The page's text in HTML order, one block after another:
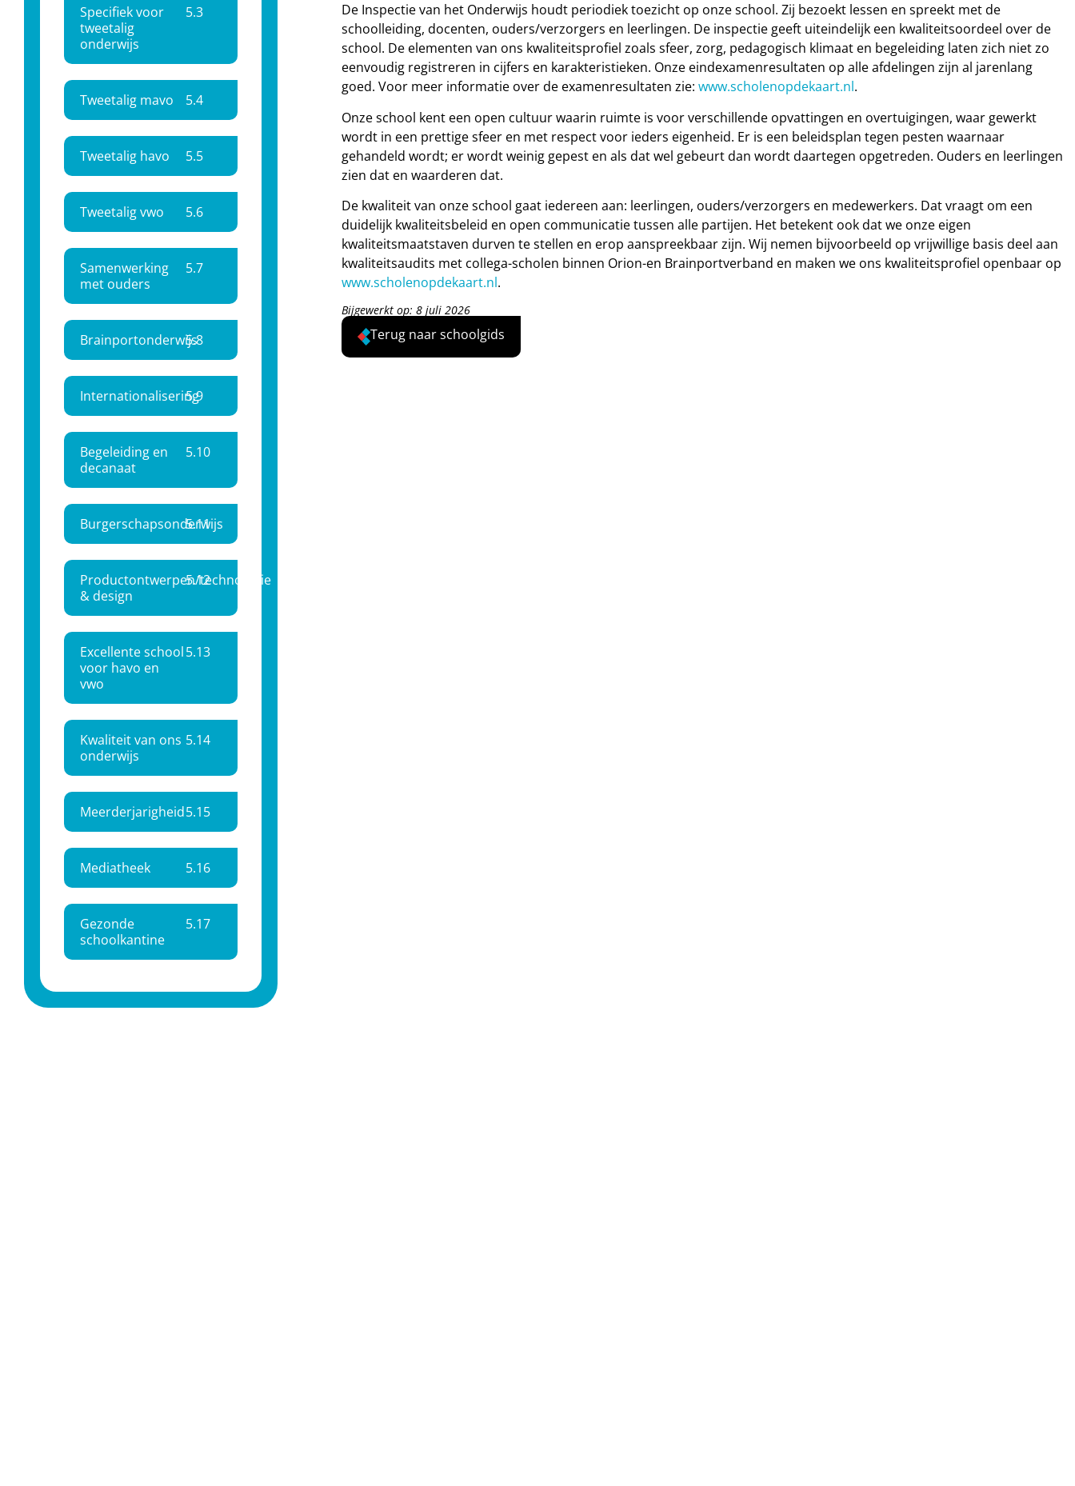
Specifiek voor
tweetalig
onderwijs
5.3
Tweetalig mavo 5.4
Tweetalig havo 5.5
Tweetalig vwo 5.6
Samenwerking
met ouders
5.7
Brainportonderwijs
5.8
Internationalisering
5.9
Begeleiding en
decanaat
5.10
Burgerschapsonderwijs
5.11
Productontwerpen/technologie
& design
5.12
Excellente school
voor havo en
vwo
5.13
Kwaliteit van ons
onderwijs
5.14
Meerderjarigheid5.15
Mediatheek 5.16
Gezonde
schoolkantine
5.17
De Inspectie van het Onderwijs houdt periodiek toezicht op onze school. Zij bezoekt lessen en spreekt met de
schoolleiding, docenten, ouders/verzorgers en leerlingen. De inspectie geeft uiteindelijk een kwaliteitsoordeel over de
school. De elementen van ons kwaliteitsprofiel zoals sfeer, zorg, pedagogisch klimaat en begeleiding laten zich niet zo
eenvoudig registreren in cijfers en karakteristieken. Onze eindexamenresultaten op alle afdelingen zijn al jarenlang
goed. Voor meer informatie over de examenresultaten zie:www.scholenopdekaart.nl.
Onze school kent een open cultuur waarin ruimte is voor verschillende opvattingen en overtuigingen, waar gewerkt
wordt in een prettige sfeer en met respect voor ieders eigenheid. Er is een beleidsplan tegen pesten waarnaar
gehandeld wordt; er wordt weinig gepest en als dat wel gebeurt dan wordt daartegen opgetreden. Ouders en leerlingen
zien dat en waarderen dat.
De kwaliteit van onze school gaat iedereen aan: leerlingen, ouders/verzorgers en medewerkers. Dat vraagt om een
duidelijk kwaliteitsbeleid en open communicatie tussen alle partijen. Het betekent ook dat we onze eigen
kwaliteitsmaatstaven durven te stellen en erop aanspreekbaar zijn. Wij nemen bijvoorbeeld op vrijwillige basis deel aan
kwaliteitsaudits met collega-scholen binnen Orion-en Brainportverband en maken we ons kwaliteitsprofiel openbaar op
www.scholenopdekaart.nl.
Bijgewerkt op: 8 juli 2026
Terug naar schoolgids